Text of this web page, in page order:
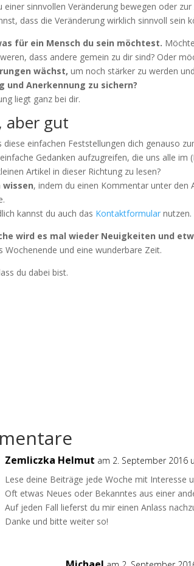
einer sinnvollen Veränderung bewegen oder
dass die Veränderung wirklich sinnvoll sein
für ein Mensch du sein möchtest.
dass andere gemein zu dir sind? Oder
wächst, um noch stärker zu werden
und Anerkennung zu sichern?
liegt ganz bei dir.
aber gut
diese einfachen Feststellungen dich genauso
Gedanken aufzugreifen, die uns alle
Artikel in dieser Richtung zu lesen?
wissen, indem du einen Kommentar unter den
kannst du auch das Kontaktformular nutzen.
wird es mal wieder Neuigkeiten und
Wochenende und eine wunderbare Zeit.
du dabei bist.
Zemliczka Helmut am 2. September 2016
Lese deine Beiträge jede Woche mit Interesse
Oft etwas Neues oder Bekanntes aus einer
Auf jeden Fall lieferst du mir einen Anlass
Danke und bitte weiter so!